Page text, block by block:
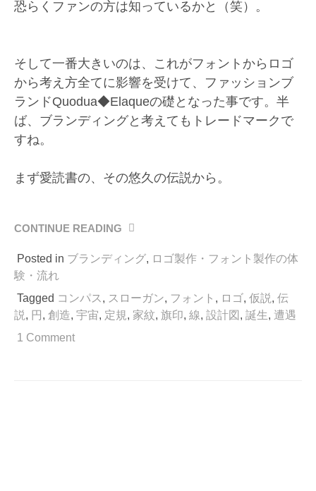
恐らくファンの方は知っているかと（笑）。
そして一番大きいのは、これがフォントからロゴ
から考え方全てに影響を受けて、ファッションブ
ランドQuodua◆Elaqueの礎となった事です。半
ば、ブランディングと考えてもトレードマークで
すね。
まず愛読書の、その悠久の伝説から。
CONTINUE READING
“線
円
遇
伝
Posted in ブランディング, ロゴ製作・フォント製作の体
験・流れ
Tagged コンパス , スローガン, フォント , ロゴ, 仮説, 伝
説, 円 , 創造, 宇宙, 定規, 家紋, 旗印, 線, 設計図 , 誕生, 遭遇
1 Comment